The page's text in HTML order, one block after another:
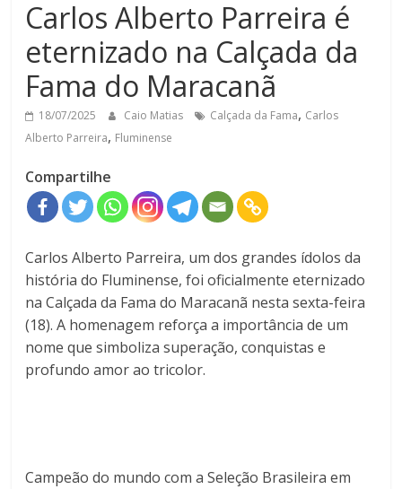
Carlos Alberto Parreira é
eternizado na Calçada da
Fama do Maracanã
18/07/2025 Caio Matias Calçada da Fama, Carlos
Alberto Parreira, Fluminense
Compartilhe
Carlos Alberto Parreira, um dos grandes ídolos da
história do Fluminense, foi oficialmente eternizado
na Calçada da Fama do Maracanã nesta sexta-feira
(18). A homenagem reforça a importância de um
nome que simboliza superação, conquistas e
profundo amor ao tricolor.
Campeão do mundo com a Seleção Brasileira em